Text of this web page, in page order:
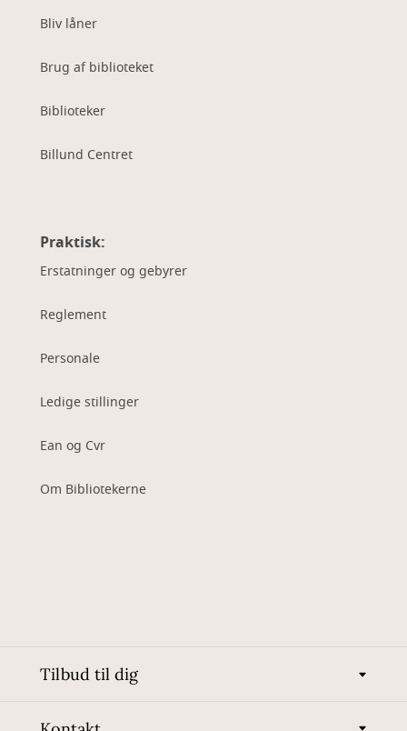
Bliv låner
Brug af biblioteket
Biblioteker
Billund Centret
Praktisk:
Erstatninger og gebyrer
Reglement
Personale
Ledige stillinger
Ean og Cvr
Om Bibliotekerne
Tilbud til dig